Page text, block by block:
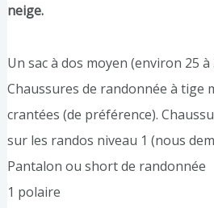
neige.
Un sac à dos moyen (environ 25
Chaussures de randonnée à tige
crantées (de préférence).
sur les randos niveau 1 (nous
Pantalon ou short de randonnée
1 polaire